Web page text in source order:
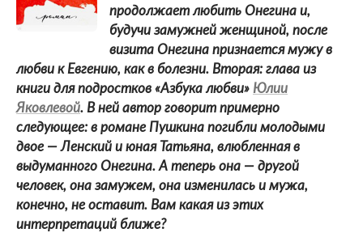
продолжает любить Онегина и,
будучи замужней женщиной, после
визита Онегина признается мужу в
любви к Евгению, как в болезни. Вторая: глава из
книги для подростков «Азбука любви» Юлии
Яковлевой. В ней автор говорит примерно
следующее: в романе Пушкина погибли молодыми
двое — Ленский и юная Татьяна, влюбленная в
выдуманного Онегина. А теперь она — другой
человек, она замужем, она изменилась и мужа,
конечно, не оставит. Вам какая из этих
интерпретаций ближе?